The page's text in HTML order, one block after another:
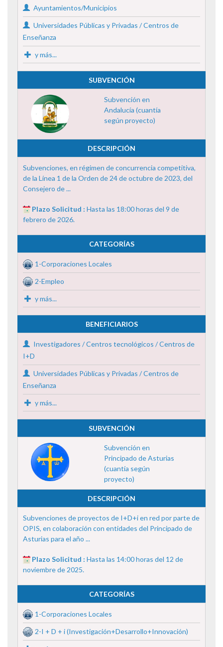
Ayuntamientos/Municipios
Universidades Públicas y Privadas / Centros de
Enseñanza
y más...
SUBVENCIÓN
Subvención en
Andalucía (cuantía
según proyecto)
DESCRIPCIÓN
Subvenciones, en régimen de concurrencia competitiva,
de la Línea 1 de la Orden de 24 de octubre de 2023, del
Consejero de ...
Plazo Solicitud : Hasta las 18:00 horas del 9 de
febrero de 2026.
CATEGORÍAS
1-Corporaciones Locales
2-Empleo
y más...
BENEFICIARIOS
Investigadores / Centros tecnológicos / Centros de
I+D
Universidades Públicas y Privadas / Centros de
Enseñanza
y más...
SUBVENCIÓN
Subvención en
Principado de Asturias
(cuantía según
proyecto)
DESCRIPCIÓN
Subvenciones de proyectos de I+D+i en red por parte de
OPIS, en colaboración con entidades del Principado de
Asturias para el año ...
Plazo Solicitud : Hasta las 14:00 horas del 12 de
noviembre de 2025.
CATEGORÍAS
1-Corporaciones Locales
2-I + D + i (Investigación+Desarrollo+Innovación)